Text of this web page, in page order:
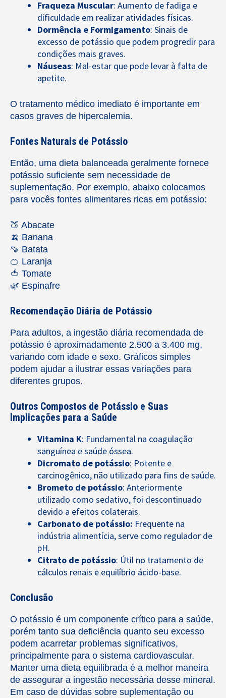
Fraqueza Muscular: Aumento de fadiga e
dificuldade em realizar atividades físicas.
Dormência e Formigamento: Sinais de
excesso de potássio que podem progredir para
condições mais graves.
Náuseas: Mal-estar que pode levar à falta de
apetite.
O tratamento médico imediato é importante em
casos graves de hipercalemia.
Fontes Naturais de Potássio
Então, uma dieta balanceada geralmente fornece
potássio suficiente sem necessidade de
suplementação. Por exemplo, abaixo colocamos
para vocês fontes alimentares ricas em potássio:
🍑 Abacate
🍌 Banana
🍠 Batata
🍊 Laranja
🍅 Tomate
🌿 Espinafre
Recomendação Diária de Potássio
Para adultos, a ingestão diária recomendada de
potássio é aproximadamente 2.500 a 3.400 mg,
variando com idade e sexo. Gráficos simples
podem ajudar a ilustrar essas variações para
diferentes grupos.
Outros Compostos de Potássio e Suas
Implicações para a Saúde
Vitamina K: Fundamental na coagulação
sanguínea e saúde óssea.
Dicromato de potássio: Potente e
carcinogênico, não utilizado para fins de saúde.
Brometo de potássio: Anteriormente
utilizado como sedativo, foi descontinuado
devido a efeitos colaterais.
Carbonato de potássio: Frequente na
indústria alimentícia, serve como regulador de
pH.
Citrato de potássio: Útil no tratamento de
cálculos renais e equilíbrio ácido-base.
Conclusão
O potássio é um componente crítico para a saúde,
porém tanto sua deficiência quanto seu excesso
podem acarretar problemas significativos,
principalmente para o sistema cardiovascular.
Manter uma dieta equilibrada é a melhor maneira
de assegurar a ingestão necessária desse mineral.
Em caso de dúvidas sobre suplementação ou